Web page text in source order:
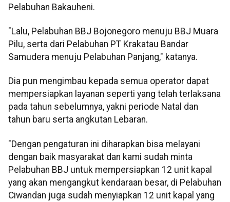
Pelabuhan Bakauheni.
"Lalu, Pelabuhan BBJ Bojonegoro menuju BBJ Muara
Pilu, serta dari Pelabuhan PT Krakatau Bandar
Samudera menuju Pelabuhan Panjang," katanya.
Dia pun mengimbau kepada semua operator dapat
mempersiapkan layanan seperti yang telah terlaksana
pada tahun sebelumnya, yakni periode Natal dan
tahun baru serta angkutan Lebaran.
"Dengan pengaturan ini diharapkan bisa melayani
dengan baik masyarakat dan kami sudah minta
Pelabuhan BBJ untuk mempersiapkan 12 unit kapal
yang akan mengangkut kendaraan besar, di Pelabuhan
Ciwandan juga sudah menyiapkan 12 unit kapal yang